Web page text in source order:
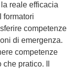
reale efficacia
formatori
competenze
di emergenza.
competenze
pratico. Il